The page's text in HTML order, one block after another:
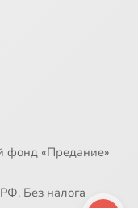
Исаакий, затворник Печерский, преподобный
фонд «Предание»
Без налога